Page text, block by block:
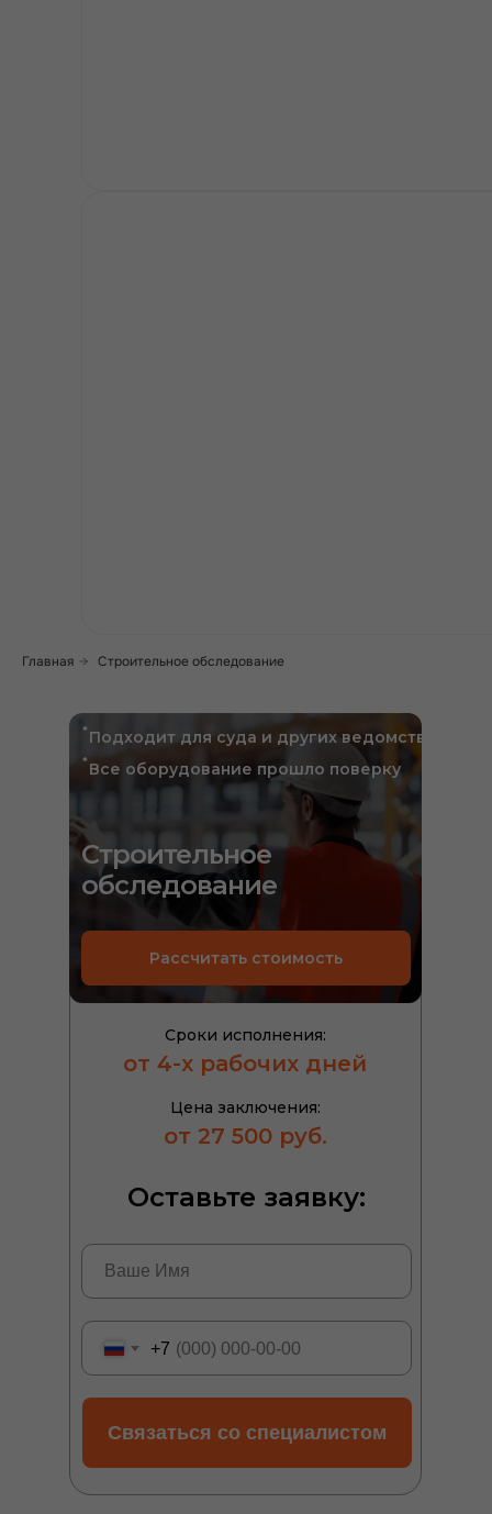
Главная → Строительное обследование
Строительное
обследование
Сроки исполнения:
от 4-х рабочих дней
Цена заключения:
от 27 500 руб.
*Все оборудование прошло поверку
* Подходит для суда и других ведомств
+7
Связаться со специалистом
Рассчитать стоимость
Оставьте заявку: